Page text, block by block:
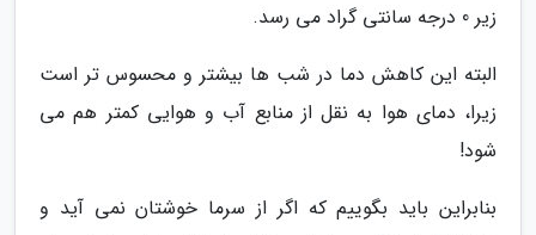
زیر 0 درجه سانتی گراد می رسد.
البته این کاهش دما در شب ها بیشتر و محسوس تر است
زیرا، دمای هوا به نقل از منابع آب و هوایی کمتر هم می
شود!
بنابراین باید بگوییم که اگر از سرما خوشتان نمی آید و